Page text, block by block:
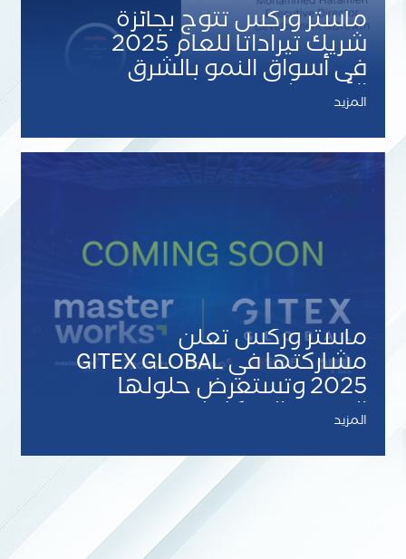
ماستر وركس تُتوّج بجائزة
شريك تيراداتا للعام 2025
في أسواق النمو بالشرق
الأوسط
المزيد
ماستر وركس تعلن
مشاركتها في GITEX GLOBAL
2025 وتستعرض حلولها
الرقمية المتكاملة
المزيد